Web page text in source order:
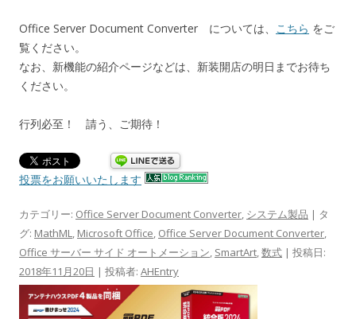
Office Server Document Converter については、 こちら をご
覧ください。
なお、新機能の紹介ページなどは、新装開店の明日までお待ち
ください。
行列必至！ 請う、ご期待！
投票をお願いいたします
カテゴリー: Office Server Document Converter, システム製品 | タ
グ: MathML, Microsoft Office, Office Server Document Converter,
Office サーバー サイド オートメーション, SmartArt,数式 | 投稿日:
2018年11月20日 | 投稿者: AHEntry